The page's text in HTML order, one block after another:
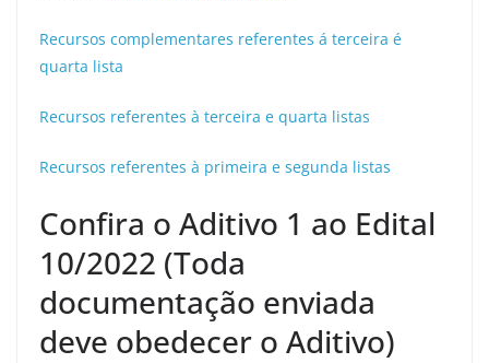
Recursos complementares referentes á terceira é
quarta lista
Recursos referentes à terceira e quarta listas
Recursos referentes à primeira e segunda listas
Confira o Aditivo 1 ao Edital
10/2022 (Toda
documentação enviada
deve obedecer o Aditivo)